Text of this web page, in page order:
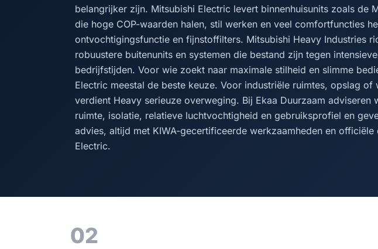
belangrijker zijn. Mitsubishi Electric levert binnenhuisunits zoals de
die hoge COP-waarden halen, stil werken en veel comfortfuncties
ontvochtigingsfunctie en fijnstoffilters. Mitsubishi Heavy Industries
robuustere buitenunits en systemen die bestand zijn tegen
bedrijfstijden. Voor wie zoekt naar maximale stilheid en slimme
Electric meestal de beste keuze. Voor industriële ruimtes, opslag
verdient Heavy serieuze overweging. Bij Ekaa Duurzaam
ruimte, isolatie, relatieve luchtvochtigheid en gebruiksprofiel en
advies, altijd met KIWA-gecertificeerde werkzaamheden en officiële
Electric.
02